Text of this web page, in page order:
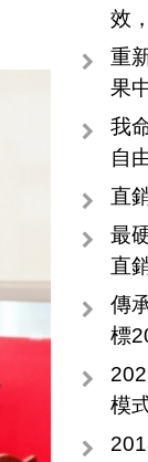
重
果
我
自
直
最
直
傳
標